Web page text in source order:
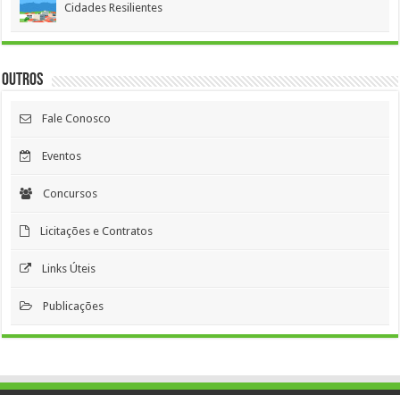
Cidades Resilientes
Outros
Fale Conosco
Eventos
Concursos
Licitações e Contratos
Links Úteis
Publicações